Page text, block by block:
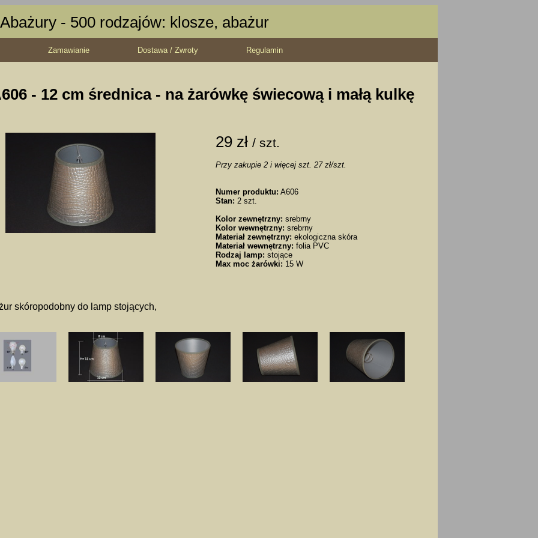
Abażury - 500 rodzajów: klosze, abażur
Zamawianie Dostawa / Zwroty Regulamin
- 12 cm średnica - na żarówkę świecową i małą kulkę
29 zł / szt.
Przy zakupie 2 i więcej szt. 27 zł/szt.
Numer produktu: A606
Stan: 2 szt.
Kolor zewnętrzny: srebrny
Kolor wewnętrzny: srebrny
Materiał zewnętrzny: ekologiczna skóra
Materiał wewnętrzny: folia PVC
Rodzaj lamp: stojące
Max moc żarówki: 15 W
skóropodobny do lamp stojących,